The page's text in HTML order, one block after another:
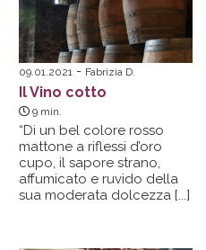
09.01.2021 Fabrizia D.
Il Vino cotto
9 min.
“Di un bel colore rosso
mattone a riflessi d’oro
cupo, il sapore strano,
affumicato e ruvido della
sua moderata dolcezza [...]